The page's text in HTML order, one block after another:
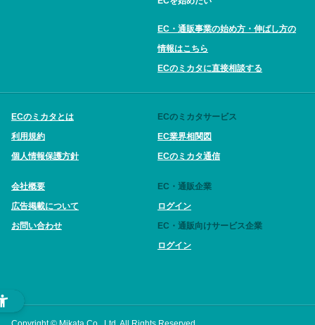
EC・通販事業の始め方・伸ばし方の
情報はこちら
ECのミカタに直接相談する
ECのミカタとは
利用規約
個人情報保護方針
会社概要
広告掲載について
お問い合わせ
ECのミカタサービス
EC業界相関図
ECのミカタ通信
EC・通販企業
ログイン
EC・通販向けサービス企業
ログイン